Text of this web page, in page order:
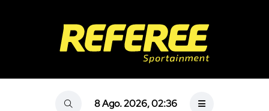
8 Ago. 2026, 02:36